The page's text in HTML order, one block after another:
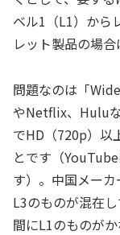
ベル1（L1）から
レット製品の場合
問題なのは「
やNetflix、Hulu
でHD（720p）以
とです（
す）。中国メー
L3のものが混在
間にL1のものが